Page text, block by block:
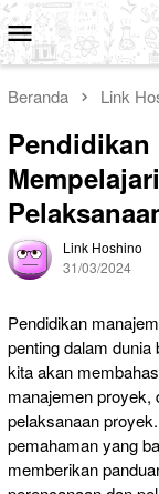
Loncat
ke
konten
Menu
Mobile
Beranda Link
Pendidikan
Link Hoshino
31/03/2024
Pendidikan
penting dalam
kita akan
manajemen proyek,
pelaksanaan
pemahaman yang
memberikan